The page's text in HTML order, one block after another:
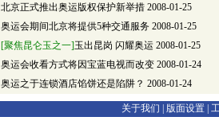
北京正式推出奥运版权保护新举措 2008-01-25
奥运会期间北京将提供5种交通服务 2008-01-25
[聚焦昆仑玉之一]玉出昆岗 闪耀奥运 2008-01-25
奥运会收看方式将因宝蓝电视而改变 2008-01-24
奥运之于连锁酒店馅饼还是陷阱？ 2008-01-24
关于我们 | 版面设置